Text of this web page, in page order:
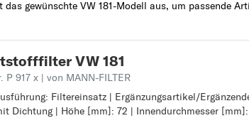
gewünschte VW 181-Modell aus, um passende
VW 181
P 917 x | von MANN-FILTER
Filtereinsatz | Ergänzungsartikel/
Dichtung | Höhe [mm]: 72 | Innendurchmesser [mm]:
Filtereinsatz
Ergänzende Info: mit Dichtung